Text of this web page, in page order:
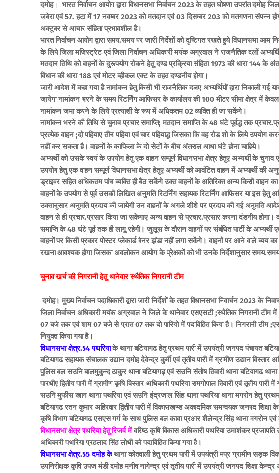
दमोह। भारत निर्वाचन आयोग द्वारा विधानसभा निर्वाचन 2023 के तहत घोषणा उपरांत दमोह
जबेरा एवं 57. हटा में 17 नवम्बर 2023 को मतदान एवं 03 दिसम्बर 203 को मतगणना संपन्न
अक्टूबर से आचार संहिता प्रभावशील है।
भारत निर्वाचन आयोग द्वारा समय.समय पर जारी निर्देशों को दृष्टिगत रखते हुये विधानसभा आम
के लिये जिला मजिस्ट्रेट एवं जिला निर्वाचन अधिकारी मयंक अग्रवाल ने राजनैतिक दलों
मतदान तिथि को वाहनों के दुरूपयोग रोकने हेतु दण्ड प्रक्रिया संहिता 1973 की धारा 144
विधान की धारा 188 एवं मोटर व्हीकल एक्ट के तहत दण्डनीय होगा।
जारी आदेश में कहा गया है नामांकन हेतु किसी भी राजनैतिक दलए अभ्यर्थियों द्वारा निकाली
जायेगा नामांकन भरने के समय रिटर्निंग आफिसर के कार्यालय की 100 मीटर सीमा क्षेत्र में
नामांकन जमा करने के लिये प्रत्याशी के रूप में अधिकतम 02 व्यक्ति ही जा सकेंगे।
नामांकन भरने की तिथि से चुनाव प्रचार समाप्ति; मतदान समाप्ति के 48 घंटे पूर्वद्ध तक
प्रत्येक वाहन ;दो पहियाए तीन पहिया एवं चार पहियाद्ध जिसका कि वह रोड शो के लिये
नहीं कर सकता है। वाहनों के काफिला के दो सेटों के बीच अंतराल आधा घंटे होना चाहिये।
अभ्यर्थी को उसके स्वयं के उपयोग हेतु एक वाहन सम्पूर्ण विधानसभा क्षेत्र हेतुए अभ्यर्थी के चुनाव
उपयोग हेतु एक वाहन सम्पूर्ण विधानसभा क्षेत्र हेतुए अभ्यर्थी को आवंटित वाहन में अभ्यार्थी की
ड्राइवर सहित अधिकतम पांच व्यक्ति ही बैठ सकेंगे उक्त वाहनों के अतिरिक्त अन्य किसी वाहन का
वाहनों के उपयोग से पूर्व उसकी लिखित अनुमति रिटर्निंग सहायक रिटर्निंग आफिसर या इस हेतु
उक्तानुसार अनुमति प्रदाय की जायेगी उन वाहनों के अगले शीशे पर प्रदाय की गई अनुमति आदेश
वाहन से ही प्रचार.प्रसार किया जा सकेगाए अन्य वाहन से प्रचार.प्रसार करना दंडनीय
समाप्ति के 48 घंटे पूर्व तक ही लागू रहेगी। जुलूस के दौरान वाहनों पर संबंधित पार्टी के
वाहनों पर किसी प्रकार पोस्टर प्लेकार्ड बेनर झंडा नहीं लगा सकेंगे। वाहनों पर आने वाले व्यय
रखना आवश्यक होगा जिसका अवलोकन आयोग के प्रेक्षकों को भी उनके निर्देशानुसार समय.समय
चुनाव खर्च की निगरानी हेतु थानेवार स्थैतिक निगरानी टीम
दमोह। मुख्य निर्वाचन पदाधिकारी द्वारा जारी निर्देशों के तहत विधानसभा निवार्चन 2023 के
जिला निर्वाचन अधिकारी मयंक अग्रवाल ने जिले के थानेवार एसएसटी ;स्थैतिक निगरानी टीम
07 बजे तक एवं शाम 07 बजे से प्रात 07 तक दो पारियो में पदाविहित किया है। निगरानी
नियुक्त किया गया है।
विधानसभा क्षेत्र.54 पथरियाके थाना बटियागढ हेतु प्रथम पारी में उपयंत्री जनपद पंचायत
बटियागढ सहायक संचालक उद्यान दमोह देवेन्द्र कुर्मी एवं तृतीय पारी में ग्रामीण उद्यान
पुलिस बल सउनि बालमुकुन्द ठाकुर थाना बटियागढ़ एवं सउनि संतोष तिवारी थाना बटियागढ
पारधीए द्वितीय पारी में ग्रामीण कृषि विस्तार अधिकारी पथरिया रामगोपाल तिवारी एवं तृतीय
सउनि मुफीस खान थाना पथरिया एवं सउनि इंद्रजाल सिंह थाना पथरिया थाना मगरोन हेतु
बटियागढ रतन कुमार अहिरवार द्वितीय पारी में विकासखण्ड अकादमिक समन्वयक जनपद शिक्षा
कृषि विभाग बटियागढ एसएस गर्ग के साथ पुलिस बल कावा प्रआर शैलेन्द्र सिंह थाना मगरोन एवं
विधानसभा क्षेत्र पथरिया हेतु रिजर्व मेंवरिष्ठ कृषि विकास अधिकारी पथरिया उमाशंकर प्रजापति
अधिकारी पथरिया प्रहलाद सिंह लोधी को पदाविहित किया गया है।
विधानसभा क्षेत्र.55 दमोह केथाना कोतवाली हेतु प्रथम पारी में उपयंत्री मप्र ग्रामीण सड़क
उपनिरीक्षक कृषि उपज मंडी दमोह मनीष नागेन्द्र एवं तृतीय पारी में उपयंत्री जनपद शिक्षा